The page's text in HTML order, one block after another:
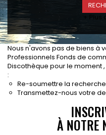
Le
+
Nous n'avons pas de biens à
Professionnels Fonds de
Discothèque pour le moment
:
Re-soumettre la
Transmettez-nous votre
À NOTRE